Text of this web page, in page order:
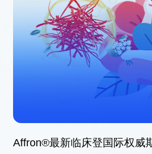
Affron®最新临床登国际权威